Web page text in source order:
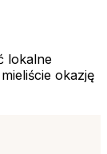
lokalne
okazję